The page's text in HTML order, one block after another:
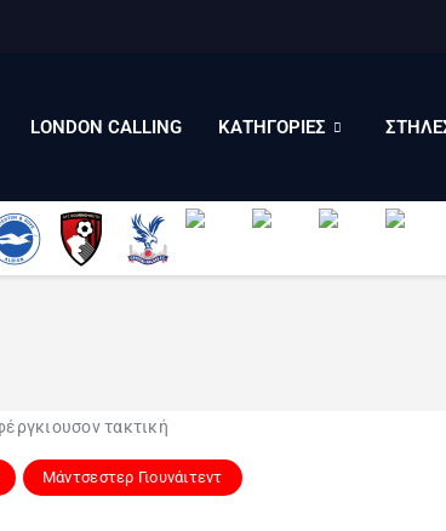
LONDON CALLING ΚΑΤΗΓΟΡΙΕΣ
Μάντσεστερ Γιουνάιτεντ